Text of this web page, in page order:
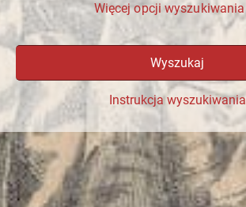
Więcej opcji wyszukiwania
Wyszukaj
Instrukcja wyszukiwania